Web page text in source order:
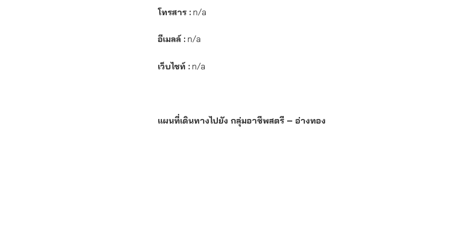
โทรสาร :n/a
อีเมลล์ :n/a
เว็บไซท์ :n/a
แผนที่เดินทางไปยัง กลุ่มอาชีพสตรี – อ่างทอง